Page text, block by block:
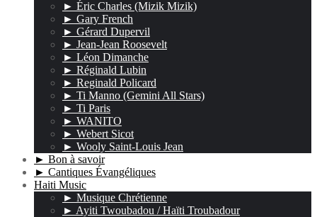
► Éric Charles (Mizik Mizik)
► Gary French
► Gérard Dupervil
► Jean-Jean Roosevelt
► Léon Dimanche
► Réginald Lubin
► Reginald Policard
► Ti Manno (Gemini All Stars)
► Ti Paris
► WANITO
► Webert Sicot
► Wooly Saint-Louis Jean
► Bon à savoir
► Cantiques Évangéliques
Haiti Music
► Musique Chrétienne
► Ayiti Twoubadou / Haïti Troubadour